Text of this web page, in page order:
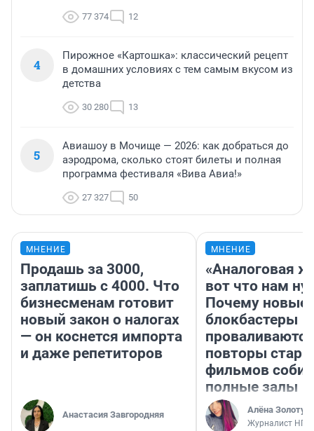
77 374 12
4
Пирожное «Картошка»: классический рецепт
в домашних условиях с тем самым вкусом из
детства
30 280 13
5
Авиашоу в Мочище — 2026: как добраться до
аэродрома, сколько стоят билеты и полная
программа фестиваля «Вива Авиа!»
27 327 50
МНЕНИЕ
Продашь за 3000,
заплатишь с 4000. Что
бизнесменам готовит
новый закон о налогах
— он коснется импорта
и даже репетиторов
Анастасия Завгородняя
МНЕНИЕ
«Аналоговая
вот что нам
Почему новые
блокбастеры
повторы
фильмов
полные залы
Алёна
Журналист НГС